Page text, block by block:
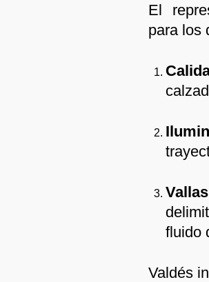
El
para los
fluido
Valdés